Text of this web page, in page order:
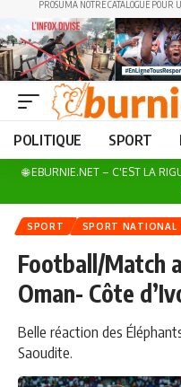
PROSUMA NOTRE CATALOGUE POUR
POLITIQUE SPORT
🌐 EBURNIE.NET – C'EST LA
SPORT SPORT NATIONAL
Football/Match
Oman- Côte
Belle réaction des
Saoudite.